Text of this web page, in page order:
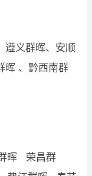
遵义群晖、安顺
晖 、黔西南群
晖 荣昌群